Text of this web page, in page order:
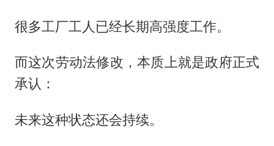
很多工厂工人已经长期高强度工作。
而这次劳动法修改，本质上就是政府正式
承认：
未来这种状态还会持续。